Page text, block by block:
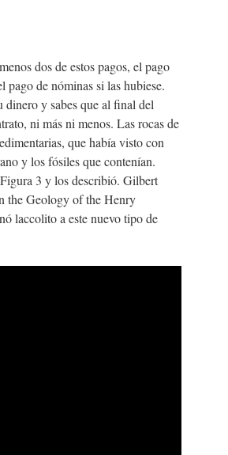
dos de estos pagos, el pago
pago de nóminas si las hubiese.
y sabes que al final del
ni más ni menos. Las rocas de
que había visto con
y los fósiles que contenían.
3 y los describió. Gilbert
the Geology of the Henry
laccolito a este nuevo tipo de